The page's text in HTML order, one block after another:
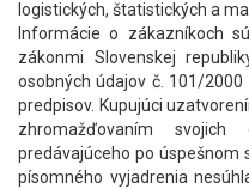
logistických, štatistických a
Informácie o zákazníkoch
zákonmi Slovenskej
osobných údajov č. 101/
predpisov. Kupujúci
zhromažďovaním
predávajúceho po úspešnom
písomného vyjadrenia